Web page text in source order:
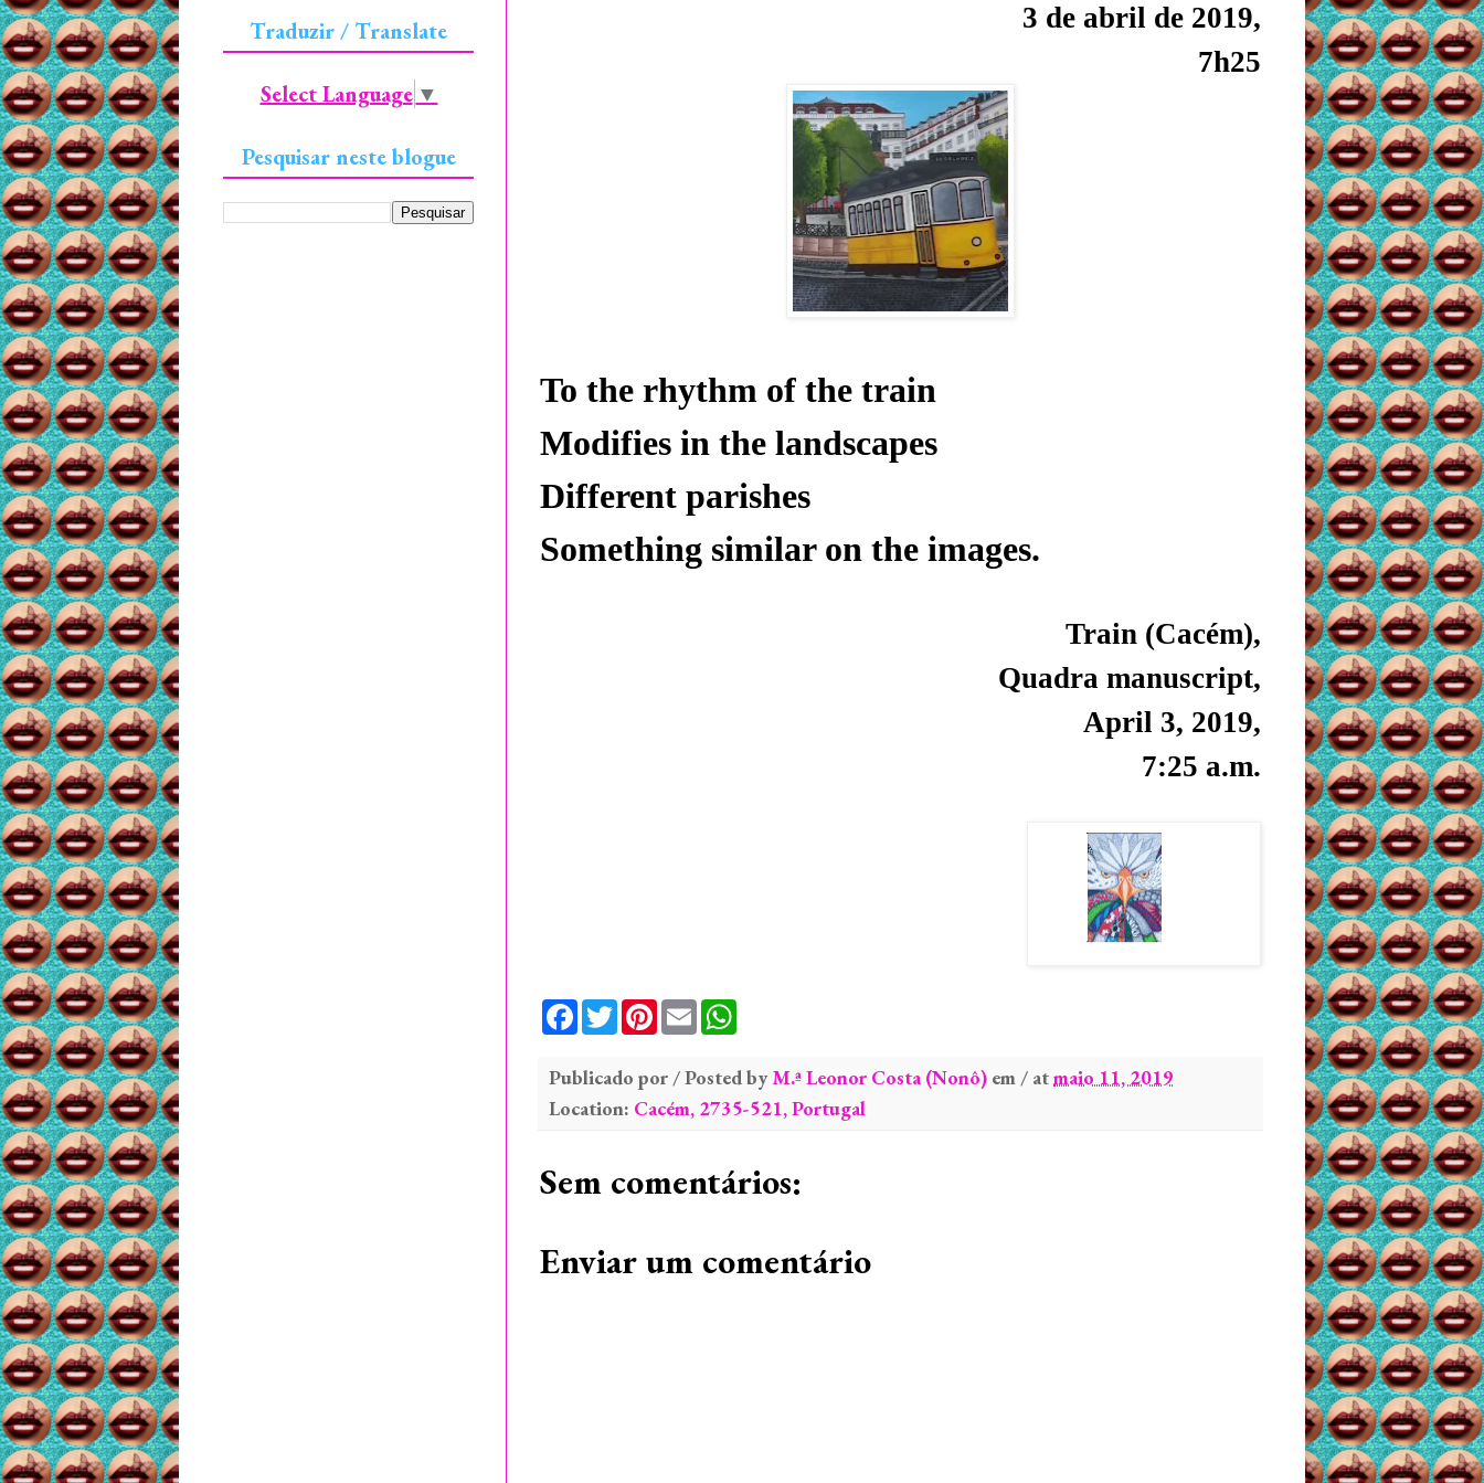
3 de abril de 2019,
7h25
To the rhythm of the train
Modifies in the landscapes
Different parishes
Something similar on the images.
Train (Cacém),
Quadra manuscript,
April 3, 2019,
7:25 a.m.
F
a
c
b
o
T
w
i
t
r
P
i
n
e
e
E
m
a
l s
A
p
Publicado por / Posted byM.ª Leonor Costa (Nonô) em / atmaio 11, 2019
Location: Cacém, 2735-521, Portugal
Sem comentários:
Enviar um comentário
Traduzir / Translate
Select Language ▼
Pesquisar neste blogue